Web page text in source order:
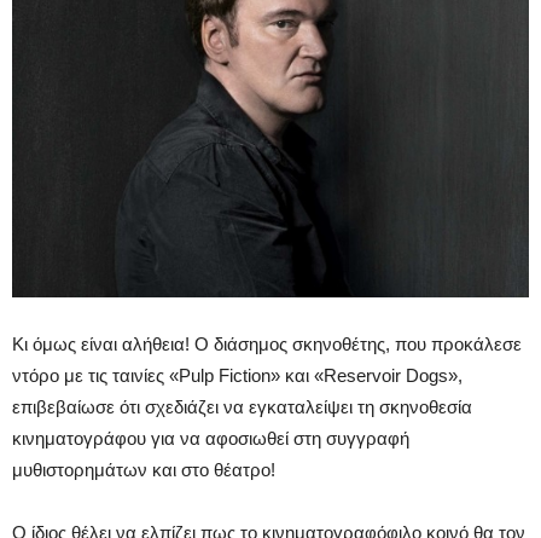
Κι όμως είναι αλήθεια! Ο διάσημος σκηνοθέτης, που προκάλεσε
ντόρο με τις ταινίες «Pulp Fiction» και «Reservoir Dogs»,
επιβεβαίωσε ότι σχεδιάζει να εγκαταλείψει τη σκηνοθεσία
κινηματογράφου για να αφοσιωθεί στη συγγραφή
μυθιστορημάτων και στο θέατρο!
Ο ίδιος θέλει να ελπίζει πως το κινηματογραφόφιλο κοινό θα τον